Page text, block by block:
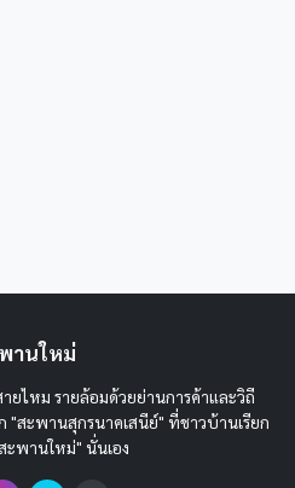
านใหม่
ยไหม รายล้อมด้วยย่านการค้าและวิถี
สะพานสุกรนาคเสนีย์" ที่ชาวบ้านเรียก
ะพานใหม่" นั่นเอง